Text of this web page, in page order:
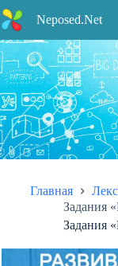
Перейти
к
сути
Neposed.Net
Главная
Задания
Задания